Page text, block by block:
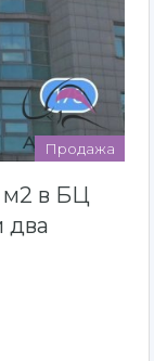
Продажа
м2 в БЦ
два